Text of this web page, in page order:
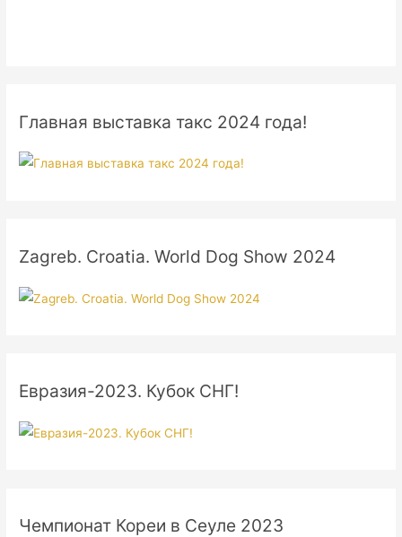
Главная выставка такс 2024 года!
Zagreb. Croatia. World Dog Show 2024
Евразия-2023. Кубок СНГ!
Чемпионат Кореи в Сеуле 2023